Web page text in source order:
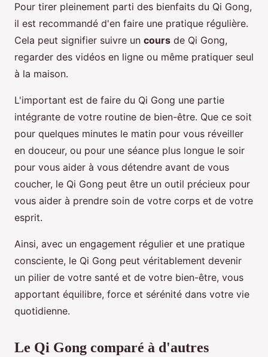
Pour tirer pleinement parti des bienfaits du Qi Gong,
il est recommandé d'en faire une pratique régulière.
Cela peut signifier suivre un cours de Qi Gong,
regarder des vidéos en ligne ou même pratiquer seul
à la maison.
L'important est de faire du Qi Gong une partie
intégrante de votre routine de bien-être. Que ce soit
pour quelques minutes le matin pour vous réveiller
en douceur, ou pour une séance plus longue le soir
pour vous aider à vous détendre avant de vous
coucher, le Qi Gong peut être un outil précieux pour
vous aider à prendre soin de votre corps et de votre
esprit.
Ainsi, avec un engagement régulier et une pratique
consciente, le Qi Gong peut véritablement devenir
un pilier de votre santé et de votre bien-être, vous
apportant équilibre, force et sérénité dans votre vie
quotidienne.
Le Qi Gong comparé à d'autres